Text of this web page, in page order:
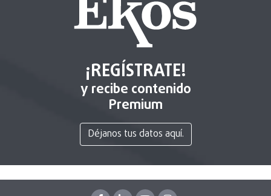
¡REGÍSTRATE!
y recibe contenido
Premium
Déjanos tus datos aquí.